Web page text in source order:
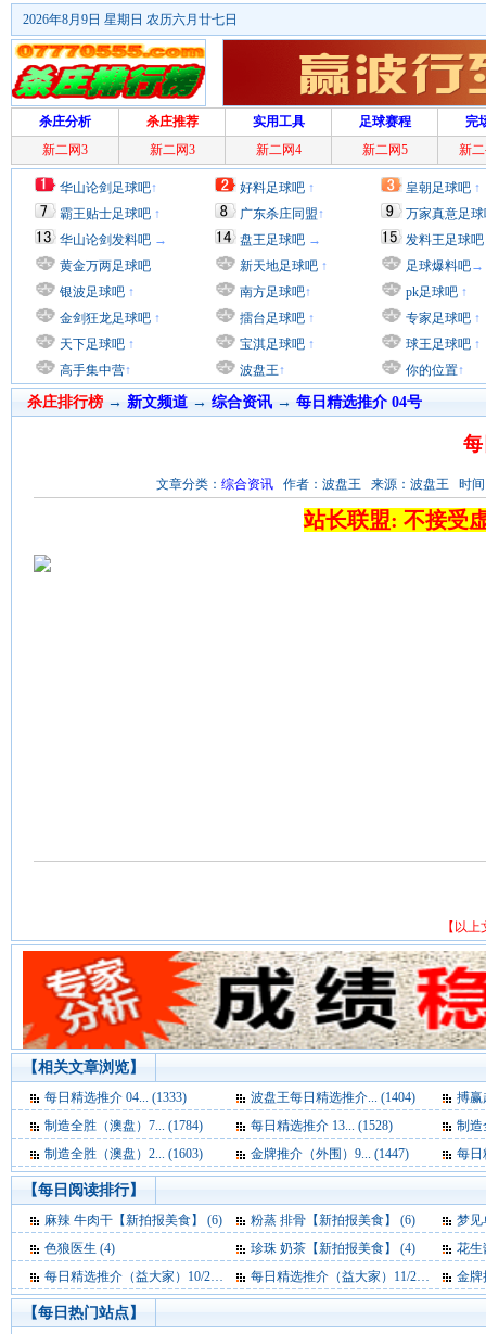
2026年8月9日 星期日 农历六月廿七日
杀庄分析 杀庄推荐 实用工具 足球赛程
完
新二网3
新二网3 新二网4 新二网5 新
华山论剑足球吧↑
霸王贴士足球吧 ↑
华山论剑发料吧 →
黄金万两足球吧
银波足球吧 ↑
金剑狂龙足球吧 ↑
天下足球吧 ↑
高手集中营↑
好料足球吧 ↑
广东杀庄同盟↑
盘王足球吧 →
新天地足球吧 ↑
南方足球吧↑
擂台足球吧 ↑
宝淇足球吧 ↑
波盘王↑
皇朝足球吧 ↑
万家真意足
发料王足球吧
足球爆料吧→
pk足球吧 ↑
专家足球吧 ↑
球王足球吧 ↑
你的位置↑
杀庄排行榜 → 新文频道→ 综合资讯 → 每日精选推介 04号
文章分类： 综合资讯 作者：波盘王 来源：波盘王 时间
站长联盟: 不接受
【以
【相关文章浏览】
每日精选推介 04... (1333) 波盘王每日精选推介... (1404)
搏赢
制造全胜（澳盘）7... (1784)
每日精选推介 13... (1528)
制造
制造全胜（澳盘）2... (1603)
金牌推介（外围）9... (1447) 每日
【每日阅读排行】
麻辣 牛肉干【新拍报美食】 (6) 粉蒸 排骨【新拍报美食】 (6)
梦见单峰
色狼医生 (4)
珍珠 奶茶【新拍报美食】 (4)
花生
每日精选推介（益大家）10/20 (4)
每日精选推介（益大家）11/24 (4) 金牌
【每日热门站点】